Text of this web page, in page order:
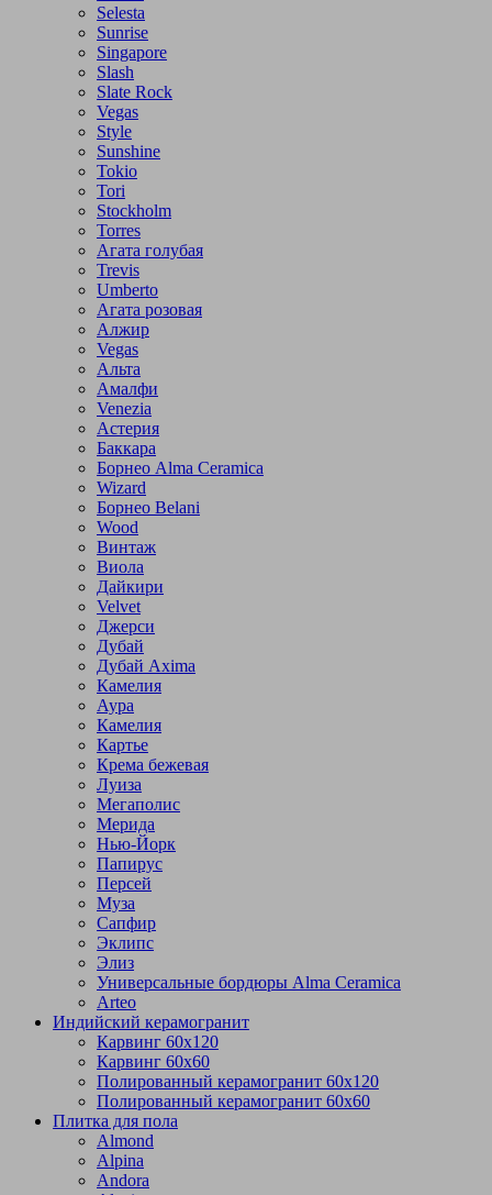
Selesta
Sunrise
Singapore
Slash
Slate Rock
Vegas
Style
Sunshine
Tokio
Tori
Stockholm
Torres
Агата голубая
Trevis
Umberto
Агата розовая
Алжир
Vegas
Альта
Амалфи
Venezia
Астерия
Баккара
Борнео Alma Ceramica
Wizard
Борнео Belani
Wood
Винтаж
Виола
Дайкири
Velvet
Джерси
Дубай
Дубай Axima
Камелия
Аура
Камелия
Картье
Крема бежевая
Луиза
Мегаполис
Мерида
Нью-Йорк
Папирус
Персей
Муза
Сапфир
Эклипс
Элиз
Универсальные бордюры Alma Ceramica
Arteo
Индийский керамогранит
Карвинг 60х120
Карвинг 60х60
Полированный керамогранит 60х120
Полированный керамогранит 60х60
Плитка для пола
Almond
Alpina
Andora